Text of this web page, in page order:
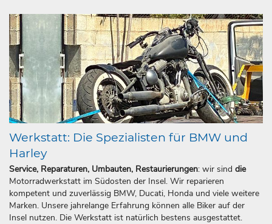
Werkstatt: Die Spezialisten für BMW und
Harley
Service, Reparaturen, Umbauten, Restaurierungen: wir sind die
Motorradwerkstatt im Südosten der Insel. Wir reparieren
kompetent und zuverlässig BMW, Ducati, Honda und viele weitere
Marken. Unsere jahrelange Erfahrung können alle Biker auf der
Insel nutzen. Die Werkstatt ist natürlich bestens ausgestattet.